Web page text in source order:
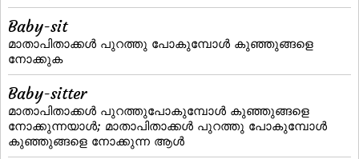
Baby-sit
മാതാപിതാക്കള്‍ പുറത്തു പോകുമ്പോള്‍ കുഞ്ഞുങ്ങളെ
നോക്കുക
Baby-sitter
മാതാപിതാക്കള്‍ പുറത്തുപോകുമ്പോള്‍ കുഞ്ഞുങ്ങളെ
നോക്കുന്നയാള്‍; മാതാപിതാക്കള്‍ പുറത്തു പോകുമ്പോള്‍
കുഞ്ഞുങ്ങളെ നോക്കുന്ന ആള്‍